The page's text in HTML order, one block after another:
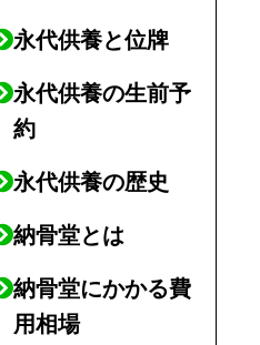
永代供養と位牌
永代供養の生前予
約
永代供養の歴史
納骨堂とは
納骨堂にかかる費
用相場